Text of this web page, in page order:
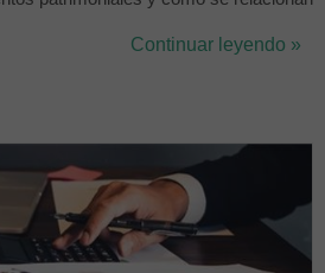
de las asignaturas a cursar y andas un
Continuar leyendo »